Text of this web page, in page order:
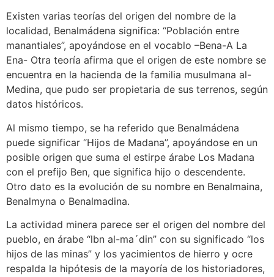
Existen varias teorías del origen del nombre de la
localidad, Benalmádena significa: “Población entre
manantiales”, apoyándose en el vocablo –Bena-A La
Ena- Otra teoría afirma que el origen de este nombre se
encuentra en la hacienda de la familia musulmana al-
Medina, que pudo ser propietaria de sus terrenos, según
datos históricos.
Al mismo tiempo, se ha referido que Benalmádena
puede significar “Hijos de Madana”, apoyándose en un
posible origen que suma el estirpe árabe Los Madana
con el prefijo Ben, que significa hijo o descendente.
Otro dato es la evolución de su nombre en Benalmaina,
Benalmyna o Benalmadina.
La actividad minera parece ser el origen del nombre del
pueblo, en árabe “lbn al-ma´din” con su significado “los
hijos de las minas” y los yacimientos de hierro y ocre
respalda la hipótesis de la mayoría de los historiadores,